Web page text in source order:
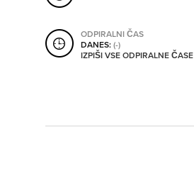
SO TRENUTNO ODPRTA
ODPIRALNI ČAS
DANES:(-)
IZPIŠI VSE ODPIRALNE ČASE